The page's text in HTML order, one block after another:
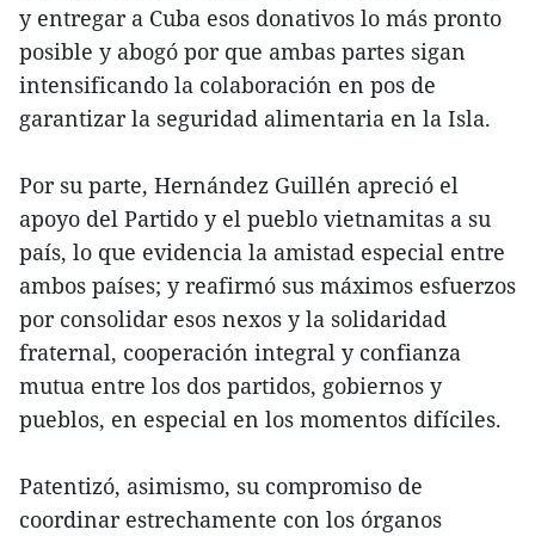
y entregar a Cuba esos donativos lo más pronto
posible y abogó por que ambas partes sigan
intensificando la colaboración en pos de
garantizar la seguridad alimentaria en la Isla.
Por su parte, Hernández Guillén apreció el
apoyo del Partido y el pueblo vietnamitas a su
país, lo que evidencia la amistad especial entre
ambos países; y reafirmó sus máximos esfuerzos
por consolidar esos nexos y la solidaridad
fraternal, cooperación integral y confianza
mutua entre los dos partidos, gobiernos y
pueblos, en especial en los momentos difíciles.
Patentizó, asimismo, su compromiso de
coordinar estrechamente con los órganos